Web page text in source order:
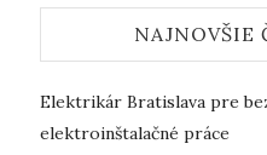
NAJNOVŠIE
Elektrikár Bratislava pre
elektroinštalačné práce